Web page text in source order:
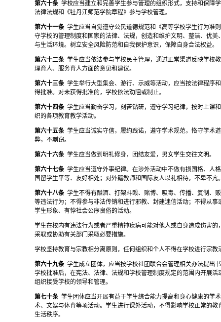
第六十条 学校应当建立和完善学生参与管理的组织形式，支持和保障
法律法规和《牡丹江师范学院章程》参与学校管理。
第六十一条 学生应当自觉遵守公民道德规范和《高等学校学生行为准
守学校的管理制度和国家的法律、法规，创造和维护文明、整洁、优美
与生活环境。树立安全风险防范和自我保护意识，保障自身合法权益。
第六十二条 学生应当依法参与学校民主管理，通过正常渠道反映学校
理育人、服务育人方面的意见和建议。
第六十三条 学生举行大型集会、游行、示威等活动，应当按法律程序
得批准。对未获得批准的，学校依法劝阻或制止。
第六十四条 学生应当勤奋学习，刻苦钻研，遵守学习纪律，按时上课
织的各项教育教学活动。
第六十五条 学生应当诚实守信，履约践诺，遵守学术规范，恪守学术
弊，不剽窃。
第六十六条 学生应当做到明礼修身，团结友爱，男女学生交往文明。
第六十七条 学生应当遵守外事纪律。在涉外活动中不做有损国格、人
国留学生平等、友好相处；对外籍教师和国际友人以礼相待，不卑不亢
第六十八条 学生不得有酗酒、打架斗殴、赌博、吸毒、传播、复制、
等违法行为；不得参与非法传销和进行邪教、封建迷信活动；不得从事
学生形象、有悖社会公序良俗的活动。
学生在校内有违法行为或者严重精神疾病可能对他人或自身造成伤害的
采取或协助有关部门采取必要措施。
学校坚持教育与宗教相分离原则，任何组织和个人不得在学校进行宗教
第六十九条 学生成立团体，应当按学校社团联合会管理相关办法提出
学校批准后，在宪法、法律、法规和学校管理制度规定的范围内开展活
组织接受学校的领导和管理。
第七十条 学生团体应当开展有益于学生综合能力提高和身心健康的学
术、文娱与体育等项活动。学生进行课外活动，不得影响学校正常的教
生活秩序。